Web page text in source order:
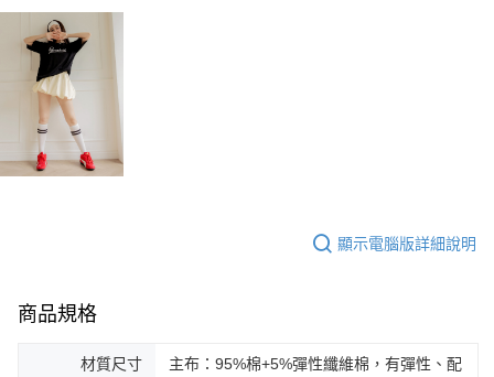
顯示電腦版詳細說明
商品規格
材質尺寸
主布：95%棉+5%彈性纖維棉，有彈性、配